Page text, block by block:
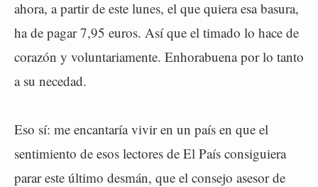
ahora, a partir de este lunes, el que quiera esa basura,
ha de pagar 7,95 euros. Así que el timado lo hace de
corazón y voluntariamente. Enhorabuena por lo tanto
a su necedad.
Eso sí: me encantaría vivir en un país en que el
sentimiento de esos lectores de El País consiguiera
parar este último desmán, que el consejo asesor de